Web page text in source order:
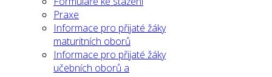
Praxe
Informace pro přijaté žáky
maturitních oborů
Informace pro přijaté žáky
učebních oborů a